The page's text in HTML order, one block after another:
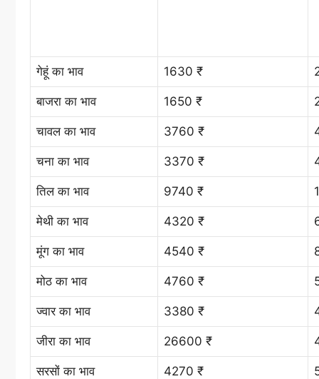
गेहूं का भाव 1630 ₹
बाजरा का भाव 1650 ₹
चावल का भाव 3760 ₹
चना का भाव 3370 ₹
तिल का भाव 9740 ₹
मेथी का भाव 4320 ₹
मूंग का भाव 4540 ₹
मोठ का भाव 4760 ₹
ज्वार का भाव 3380 ₹
जीरा का भाव 26600 ₹
सरसों का भाव 4270 ₹